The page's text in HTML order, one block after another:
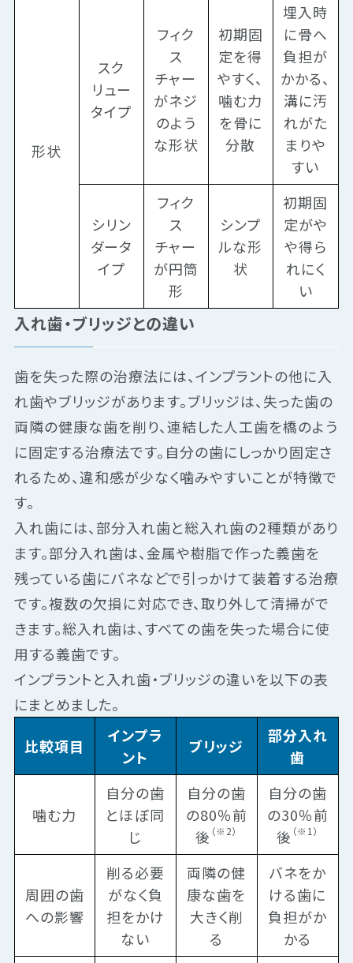
形状
スク
リュー
タイプ
フィク
ス
チャー
がネジ
のよう
な形状
初期固
定を得
やすく、
噛む力
を骨に
分散
埋入時
に骨へ
負担が
かかる、
溝に汚
れがた
まりや
すい
シリン
ダータ
イプ
フィク
ス
チャー
が円筒
形
シンプ
ルな形
状
初期固
定がや
や得ら
れにく
い
入れ歯・ブリッジとの違い
歯を失った際の治療法には、インプラントの他に入
れ歯やブリッジがあります。ブリッジは、失った歯の
両隣の健康な歯を削り、連結した人工歯を橋のよう
に固定する治療法です。自分の歯にしっかり固定さ
れるため、違和感が少なく噛みやすいことが特徴で
す。
入れ歯には、部分入れ歯と総入れ歯の2種類があり
ます。部分入れ歯は、金属や樹脂で作った義歯を
残っている歯にバネなどで引っかけて装着する治療
です。複数の欠損に対応でき、取り外して清掃がで
きます。総入れ歯は、すべての歯を失った場合に使
用する義歯です。
インプラントと入れ歯・ブリッジの違いを以下の表
にまとめました。
比較項目
インプラ
ント
ブリッジ
部分入れ
歯
噛む力
自分の歯
とほぼ同
じ
自分の歯
の80％前
後 （※2）
自分の歯
の30％前
後 （※1）
周囲の歯
への影響
削る必要
がなく負
担をかけ
ない
両隣の健
康な歯を
大きく削
る
バネをか
ける歯に
負担がか
かる